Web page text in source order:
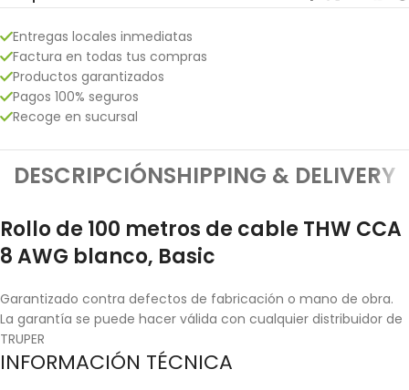
Entregas locales inmediatas
Factura en todas tus compras
Productos garantizados
Pagos 100% seguros
Recoge en sucursal
DESCRIPCIÓNSHIPPING & DELIVERY
Rollo de 100 metros de cable THW CCA
8 AWG blanco, Basic
Garantizado contra defectos de fabricación o mano de obra.
La garantía se puede hacer válida con cualquier distribuidor de
TRUPER
INFORMACIÓN TÉCNICA